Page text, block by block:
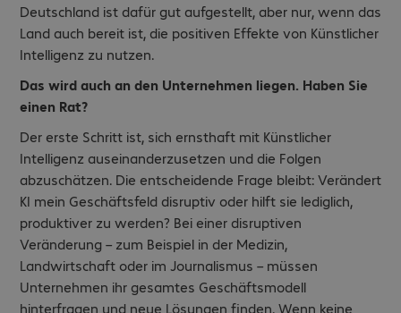
Deutschland ist dafür gut aufgestellt, aber nur, wenn das
Land auch bereit ist, die positiven Effekte von Künstlicher
Intelligenz zu nutzen.
Das wird auch an den Unternehmen liegen. Haben Sie
einen Rat?
Der erste Schritt ist, sich ernsthaft mit Künstlicher
Intelligenz auseinanderzusetzen und die Folgen
abzuschätzen. Die entscheidende Frage bleibt: Verändert
KI mein Geschäftsfeld disruptiv oder hilft sie lediglich,
produktiver zu werden? Bei einer disruptiven
Veränderung – zum Beispiel in der Medizin,
Landwirtschaft oder im Journalismus – müssen
Unternehmen ihr gesamtes Geschäftsmodell
hinterfragen und neue Lösungen finden. Wenn keine